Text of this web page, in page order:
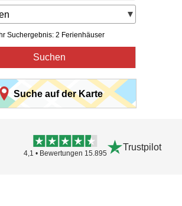
Ihr Suchergebnis: 2 Ferienhäuser
Suchen
Suche auf der Karte
4,1 • Bewertungen 15.895
Trustpilot